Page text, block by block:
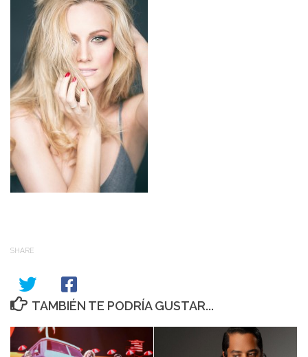
SHARE
TAMBIÉN TE PODRÍA GUSTAR...